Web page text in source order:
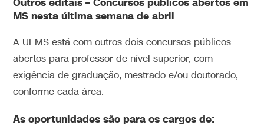
Outros editais –Concursos públicos abertos em
MS nesta última semana de abril
A UEMS está com outros dois concursos públicos
abertos para professor de nível superior, com
exigência de graduação, mestrado e/ou doutorado,
conforme cada área.
As oportunidades são para os cargos de: